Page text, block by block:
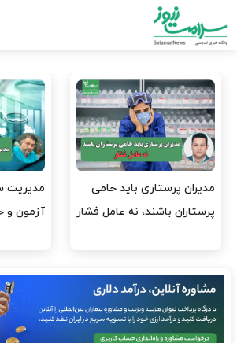
فشار
مدیریت سلامت، میدان
آزمون و خطا نیست